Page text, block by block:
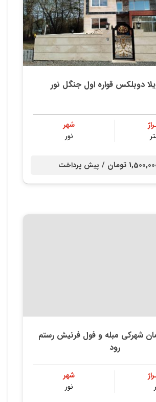
دوبلکس قواره اول جنگل نور
شهر
نور
تومان / پیش پرداخت
شهرکی مبله و فول فرنیش رستم
رود
شهر
نور